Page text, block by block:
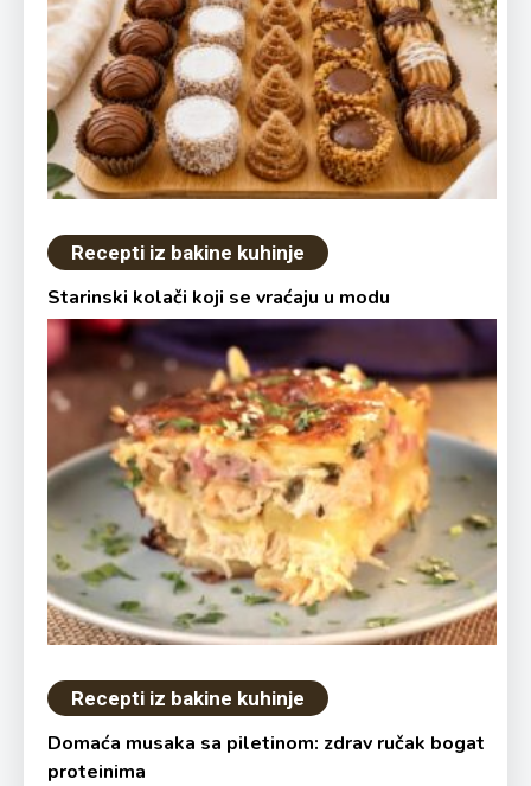
Recepti iz bakine kuhinje
Starinski kolači koji se vraćaju u modu
Recepti iz bakine kuhinje
Domaća musaka sa piletinom: zdrav ručak bogat
proteinima